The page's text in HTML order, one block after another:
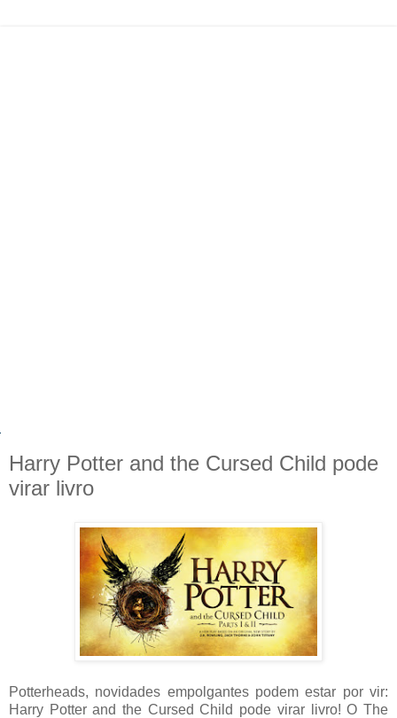
Harry Potter and the Cursed Child pode
virar livro
Potterheads, novidades empolgantes podem estar por vir:
Harry Potter and the Cursed Child pode virar livro! O The